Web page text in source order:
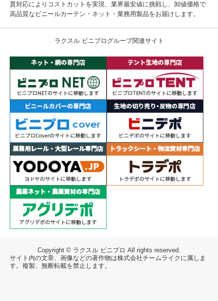
貫対応によりコストカットを実現、業界最安値に挑戦し、卸値価格で
高品質なビニールカーテン・ネット・業務用製品をお届けします。
ラクスル ビニプログループ関連サイト
Copyright © ラクスル ビニプロ All rights reserved.
サイト内の文章、画像などの著作物は株式会社チームライクに属しま
す。複製、無断転載を禁止します。